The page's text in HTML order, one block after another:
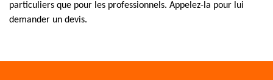
particuliers que pour les professionnels. Appelez-la pour lui
demander un devis.